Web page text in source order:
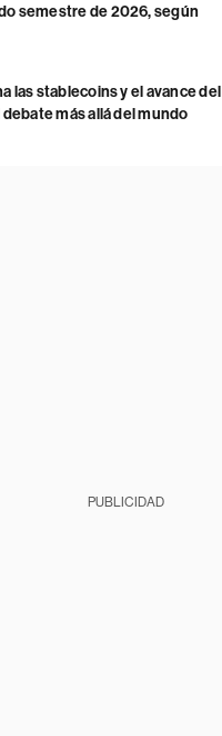
semestre de 2026, según
las stablecoins y el avance del
más allá del mundo
PUBLICIDAD